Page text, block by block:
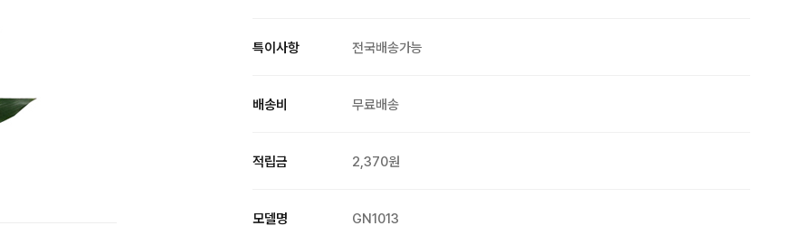
특이사항 전국배송가능
배송비 무료배송
적립금 2,370원
모델명 GN1013